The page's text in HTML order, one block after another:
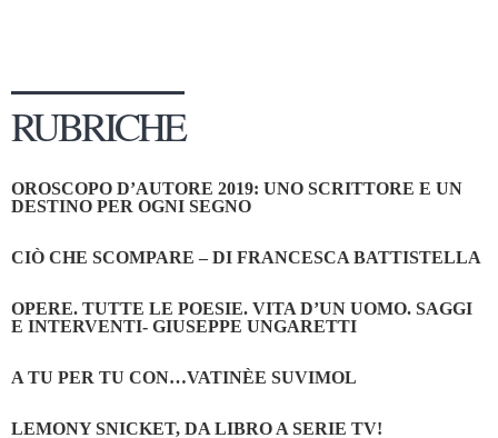
Tabù Festival 2014
A Tutto Volume
Marketing
RUBRICHE
OROSCOPO D’AUTORE 2019: UNO SCRITTORE E UN
DESTINO PER OGNI SEGNO
CIÒ CHE SCOMPARE – DI FRANCESCA BATTISTELLA
OPERE. TUTTE LE POESIE. VITA D’UN UOMO. SAGGI
E INTERVENTI- GIUSEPPE UNGARETTI
A TU PER TU CON…VATINÈE SUVIMOL
LEMONY SNICKET, DA LIBRO A SERIE TV!